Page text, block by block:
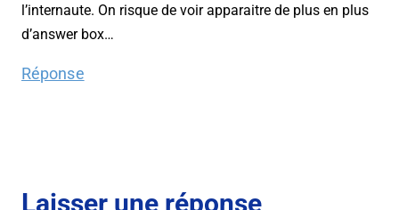
l’internaute. On risque de voir apparaitre de plus en plus
d’answer box…
Réponse
Laisser une réponse